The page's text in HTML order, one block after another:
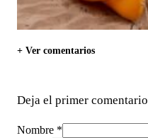
+ Ver comentarios
Deja el primer comentario
Nombre *